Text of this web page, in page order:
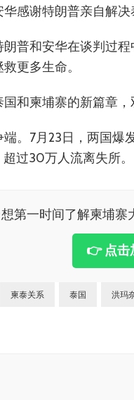
感谢特朗普亲自解决
普和安华在谈判过
更多生命。
和柬埔寨的新篇章，
。7月23日，两国
过30万人流离失所。
第一时间了解柬埔寨
👉 点击
柬泰关系 泰国 洪玛